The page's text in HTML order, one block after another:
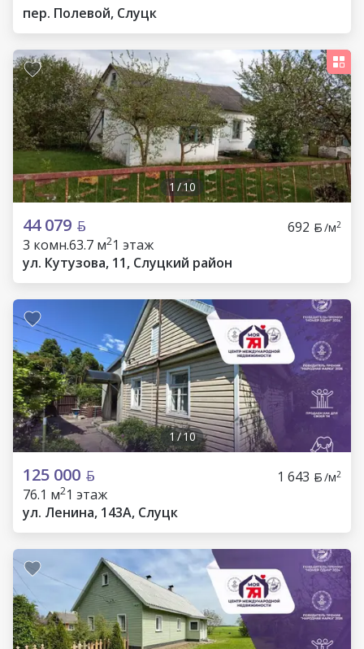
пер. Полевой, Слуцк
1 /10
44 079 692 /м2
3 комн.63.7 м21 этаж
ул. Кутузова, 11, Слуцкий район
1/10
125 000 1 643 /м2
76.1 м21 этаж
ул. Ленина, 143А, Слуцк